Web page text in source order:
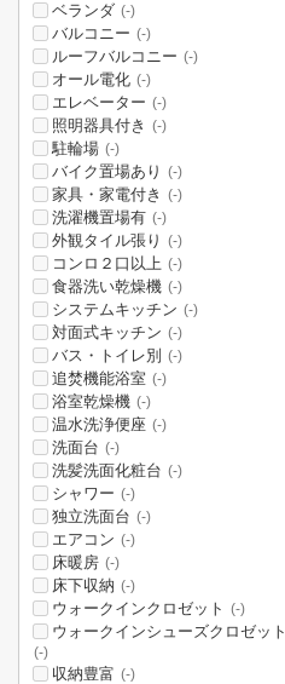
ベランダ (-)
バルコニー (-)
ルーフバルコニー (-)
オール電化 (-)
エレベーター (-)
照明器具付き (-)
駐輪場 (-)
バイク置場あり (-)
家具・家電付き (-)
洗濯機置場有 (-)
外観タイル張り (-)
コンロ２口以上 (-)
食器洗い乾燥機 (-)
システムキッチン (-)
対面式キッチン (-)
バス・トイレ別 (-)
追焚機能浴室 (-)
浴室乾燥機 (-)
温水洗浄便座 (-)
洗面台 (-)
洗髪洗面化粧台 (-)
シャワー (-)
独立洗面台 (-)
エアコン (-)
床暖房 (-)
床下収納 (-)
ウォークインクロゼット (-)
ウォークインシューズクロゼット
(-)
収納豊富 (-)